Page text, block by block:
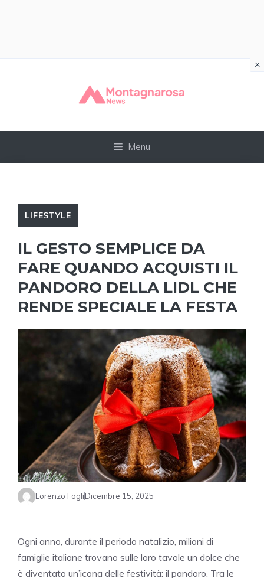
Menu
LIFESTYLE
IL GESTO SEMPLICE DA
FARE QUANDO ACQUISTI IL
PANDORO DELLA LIDL CHE
RENDE SPECIALE LA FESTA
Lorenzo FogliDicembre 15, 2025
Ogni anno, durante il periodo natalizio, milioni di
famiglie italiane trovano sulle loro tavole un dolce che
è diventato un’icona delle festività: il pandoro. Tra le
×